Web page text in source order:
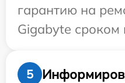
гарантию на
Gigabyte сроком
5